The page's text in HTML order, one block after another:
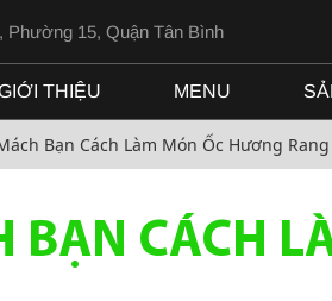
Phường 15, Quận Tân Bình
THIỆU MENU
Bạn Cách Làm Món Ốc Hương
BẠN CÁCH